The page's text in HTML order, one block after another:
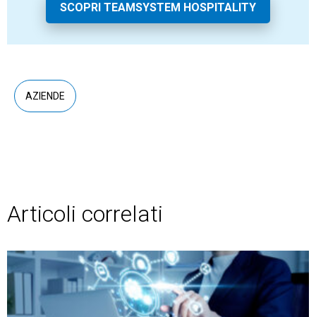
SCOPRI TEAMSYSTEM HOSPITALITY
AZIENDE
Articoli correlati